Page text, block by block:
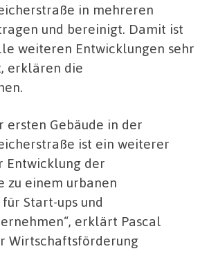
in mehreren
und bereinigt. Damit ist
weiteren Entwicklungen sehr
erklären die
ersten Gebäude in der
ist ein weiterer
Entwicklung der
zu einem urbanen
Start-ups und
erklärt Pascal
Wirtschaftsförderung